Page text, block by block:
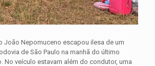
João Nepomuceno escapou ilesa de um
de São Paulo na manhã do último
No veículo estavam além do condutor, uma